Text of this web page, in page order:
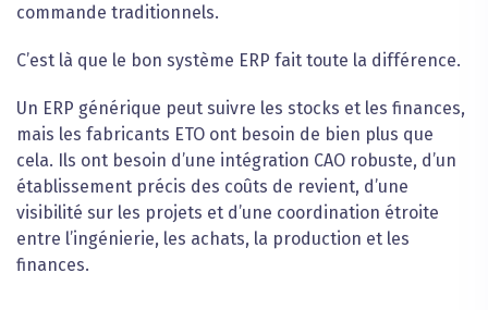
commande traditionnels.
C’est là que le bon système ERP fait toute la différence.
Un ERP générique peut suivre les stocks et les finances,
mais les fabricants ETO ont besoin de bien plus que
cela. Ils ont besoin d’une intégration CAO robuste, d’un
établissement précis des coûts de revient, d’une
visibilité sur les projets et d’une coordination étroite
entre l’ingénierie, les achats, la production et les
finances.